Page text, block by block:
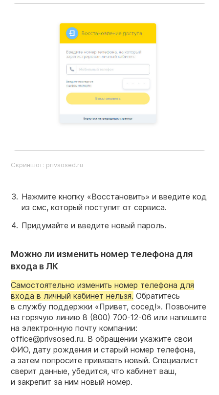
Скриншот: privsosed.ru
Нажмите кнопку «Восстановить» и введите код
из смс, который поступит от сервиса.
Придумайте и введите новый пароль.
Можно ли изменить номер телефона для
входа в ЛК
Самостоятельно изменить номер телефона для
входа в личный кабинет нельзя. Обратитесь
в службу поддержки «Привет, сосед!». Позвоните
на горячую линию 8 (800) 700-12-06 или напишите
на электронную почту компании:
office@privsosed.ru. В обращении укажите свои
ФИО, дату рождения и старый номер телефона,
а затем попросите привязать новый. Специалист
сверит данные, убедится, что кабинет ваш,
и закрепит за ним новый номер.